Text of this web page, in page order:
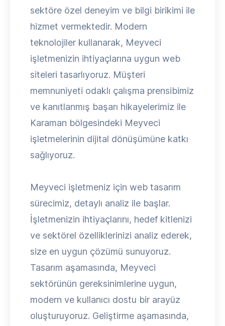
sektöre özel deneyim ve bilgi birikimi ile
hizmet vermektedir. Modern
teknolojiler kullanarak, Meyveci
işletmenizin ihtiyaçlarına uygun web
siteleri tasarlıyoruz. Müşteri
memnuniyeti odaklı çalışma prensibimiz
ve kanıtlanmış başarı hikayelerimiz ile
Karaman bölgesindeki Meyveci
işletmelerinin dijital dönüşümüne katkı
sağlıyoruz.
Meyveci işletmeniz için web tasarım
sürecimiz, detaylı analiz ile başlar.
İşletmenizin ihtiyaçlarını, hedef kitlenizi
ve sektörel özelliklerinizi analiz ederek,
size en uygun çözümü sunuyoruz.
Tasarım aşamasında, Meyveci
sektörünün gereksinimlerine uygun,
modern ve kullanıcı dostu bir arayüz
oluşturuyoruz. Geliştirme aşamasında,